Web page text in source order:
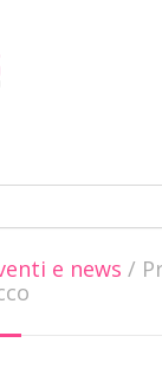
e news /